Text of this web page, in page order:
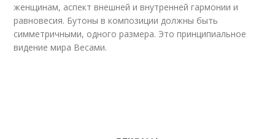
женщинам, аспект внешней и внутренней гармонии и
равновесия. Бутоны в композиции должны быть
симметричными, одного размера. Это принципиальное
видение мира Весами.